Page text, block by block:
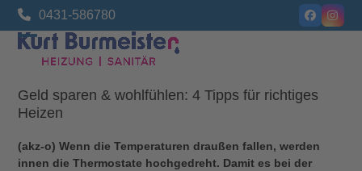
Skip
content
0431-586780 Facebook
Open
menu
Close
menu
Geld sparen & wohlfühlen: 4 Tipps für richtiges
Heizen
(akz-o) Wenn die Temperaturen draußen fallen, werden
innen die Thermostate hochgedreht. Damit es bei der